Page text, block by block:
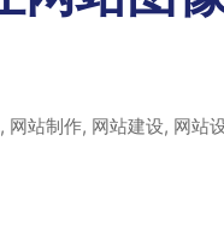
, 网站制作, 网站建设, 网站